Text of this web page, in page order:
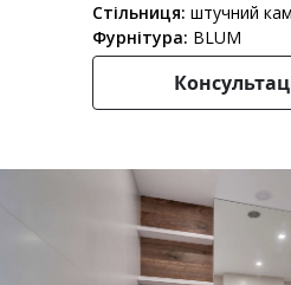
Стільниця: штучний
Фурнітура: BLUM